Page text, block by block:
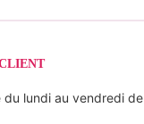
du lundi au vendredi de